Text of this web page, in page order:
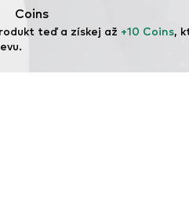
Coins
teď a získej až +10 Coins,